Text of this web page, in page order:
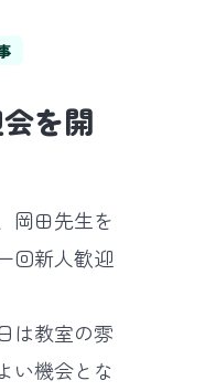
を開
岡田先生を
回新人歓迎
は教室の雰
い機会とな